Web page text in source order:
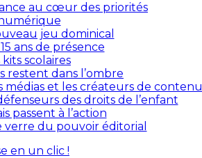
au cœur des priorités
jeu dominical
ans de présence
scolaires
restent dans l’ombre
médias et les créateurs de contenu
des droits de l’enfant
passent à l’action
verre du pouvoir éditorial
en un clic !